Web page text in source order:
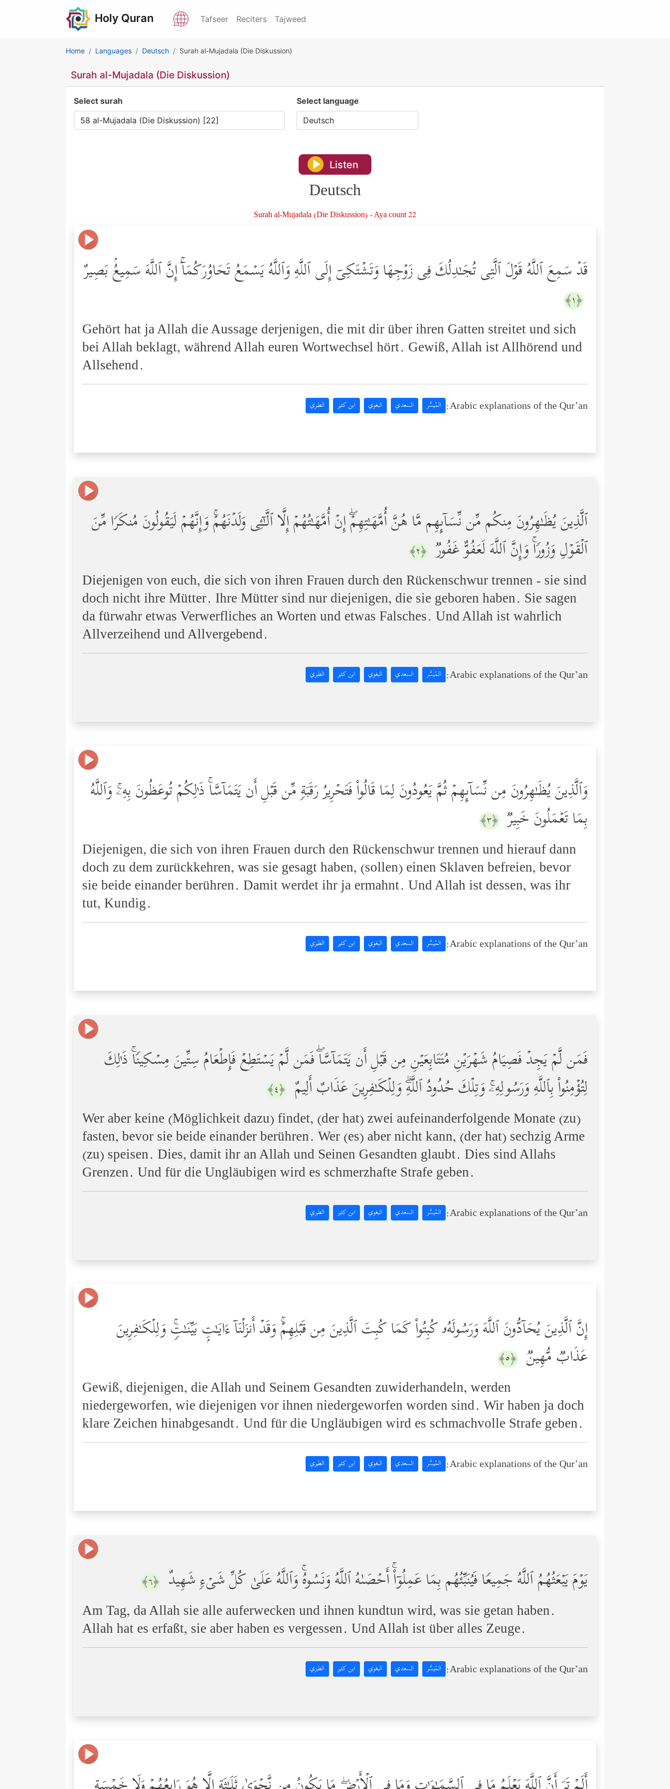
Holy Quran Tafseer Reciters Tajweed
Home Languages Deutsch Surah al-Mujadala (Die Diskussion)
Surah al-Mujadala (Die Diskussion)
Select surah Select language
Listen
Deutsch
Surah al-Mujadala (Die Diskussion) - Aya count 22
قَدۡ سَمِعَ ٱللَّهُ قَوۡلَ ٱلَّتِی تُجَـٰدِلُكَ فِی زَوۡجِهَا وَتَشۡتَكِیۤ إِلَى ٱللَّهِ وَٱللَّهُ یَسۡمَعُ تَحَاوُرَكُمَاۤۚ إِنَّ ٱللَّهَ سَمِیعُۢ بَصِیرٌ
﴿١﴾
Gehört hat ja Allah die Aussage derjenigen, die mit dir über ihren Gatten streitet und sich
bei Allah beklagt, während Allah euren Wortwechsel hört. Gewiß, Allah ist Allhörend und
Allsehend.
Arabic explanations of the Qur’an: المُيسَّر السعدي البغوي ابن كثير الطبري
ٱلَّذِینَ یُظَـٰهِرُونَ مِنكُم مِّن نِّسَاۤىِٕهِم مَّا هُنَّ أُمَّهَـٰتِهِمۡۖ إِنۡ أُمَّهَـٰتُهُمۡ إِلَّا ٱلَّـٰۤـِٔی وَلَدۡنَهُمۡۚ وَإِنَّهُمۡ لَیَقُولُونَ مُنكَرࣰا مِّنَ
ٱلۡقَوۡلِ وَزُورࣰاۚ وَإِنَّ ٱللَّهَ لَعَفُوٌّ غَفُورࣱ ﴿٢﴾
Diejenigen von euch, die sich von ihren Frauen durch den Rückenschwur trennen - sie sind
doch nicht ihre Mütter. Ihre Mütter sind nur diejenigen, die sie geboren haben. Sie sagen
da fürwahr etwas Verwerfliches an Worten und etwas Falsches. Und Allah ist wahrlich
Allverzeihend und Allvergebend.
Arabic explanations of the Qur’an: المُيسَّر السعدي البغوي ابن كثير الطبري
وَٱلَّذِینَ یُظَـٰهِرُونَ مِن نِّسَاۤىِٕهِمۡ ثُمَّ یَعُودُونَ لِمَا قَالُواْ فَتَحۡرِیرُ رَقَبَةࣲ مِّن قَبۡلِ أَن یَتَمَاۤسَّاۚ ذَ ٰ⁠لِكُمۡ تُوعَظُونَ بِهِۦۚ وَٱللَّهُ
بِمَا تَعۡمَلُونَ خَبِیرࣱ ﴿٣﴾
Diejenigen, die sich von ihren Frauen durch den Rückenschwur trennen und hierauf dann
doch zu dem zurückkehren, was sie gesagt haben, (sollen) einen Sklaven befreien, bevor
sie beide einander berühren. Damit werdet ihr ja ermahnt. Und Allah ist dessen, was ihr
tut, Kundig.
Arabic explanations of the Qur’an: المُيسَّر السعدي البغوي ابن كثير الطبري
فَمَن لَّمۡ یَجِدۡ فَصِیَامُ شَهۡرَیۡنِ مُتَتَابِعَیۡنِ مِن قَبۡلِ أَن یَتَمَاۤسَّاۖ فَمَن لَّمۡ یَسۡتَطِعۡ فَإِطۡعَامُ سِتِّینَ مِسۡكِینࣰاۚ ذَ ٰ⁠لِكَ
لِتُؤۡمِنُواْ بِٱللَّهِ وَرَسُولِهِۦۚ وَتِلۡكَ حُدُودُ ٱللَّهِۗ وَلِلۡكَـٰفِرِینَ عَذَابٌ أَلِیمٌ ﴿٤﴾
Wer aber keine (Möglichkeit dazu) findet, (der hat) zwei aufeinanderfolgende Monate (zu)
fasten, bevor sie beide einander berühren. Wer (es) aber nicht kann, (der hat) sechzig Arme
(zu) speisen. Dies, damit ihr an Allah und Seinen Gesandten glaubt. Dies sind Allahs
Grenzen. Und für die Ungläubigen wird es schmerzhafte Strafe geben.
Arabic explanations of the Qur’an: المُيسَّر السعدي البغوي ابن كثير الطبري
إِنَّ ٱلَّذِینَ یُحَاۤدُّونَ ٱللَّهَ وَرَسُولَهُۥ كُبِتُواْ كَمَا كُبِتَ ٱلَّذِینَ مِن قَبۡلِهِمۡۚ وَقَدۡ أَنزَلۡنَاۤ ءَایَـٰتِۭ بَیِّنَـٰتࣲۚ وَلِلۡكَـٰفِرِینَ
عَذَابࣱ مُّهِینࣱ ﴿٥﴾
Gewiß, diejenigen, die Allah und Seinem Gesandten zuwiderhandeln, werden
niedergeworfen, wie diejenigen vor ihnen niedergeworfen worden sind. Wir haben ja doch
klare Zeichen hinabgesandt. Und für die Ungläubigen wird es schmachvolle Strafe geben.
Arabic explanations of the Qur’an: المُيسَّر السعدي البغوي ابن كثير الطبري
یَوۡمَ یَبۡعَثُهُمُ ٱللَّهُ جَمِیعࣰا فَیُنَبِّئُهُم بِمَا عَمِلُوۤاْۚ أَحۡصَىٰهُ ٱللَّهُ وَنَسُوهُۚ وَٱللَّهُ عَلَىٰ كُلِّ شَیۡءࣲ شَهِیدٌ ﴿٦﴾
Am Tag, da Allah sie alle auferwecken und ihnen kundtun wird, was sie getan haben.
Allah hat es erfaßt, sie aber haben es vergessen. Und Allah ist über alles Zeuge.
Arabic explanations of the Qur’an: المُيسَّر السعدي البغوي ابن كثير الطبري